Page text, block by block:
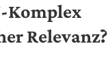
Komplex
Relevanz?